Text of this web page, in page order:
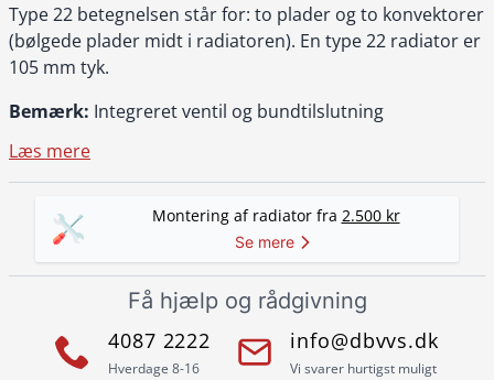
Type 22 betegnelsen står for: to plader og to konvektorer
(bølgede plader midt i radiatoren). En type 22 radiator er
105 mm tyk.
Bemærk: Integreret ventil og bundtilslutning
Læs mere
Montering af radiator fra 2.500 kr
Se mere
Få hjælp og rådgivning
4087 2222
Hverdage 8-16
info@dbvvs.dk
Vi svarer hurtigst muligt